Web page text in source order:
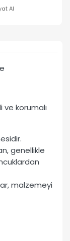
Al
ve korumalı
genellikle
malzemeyi